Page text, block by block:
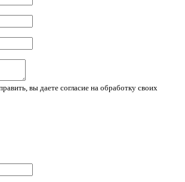
вы даете согласие на обработку своих